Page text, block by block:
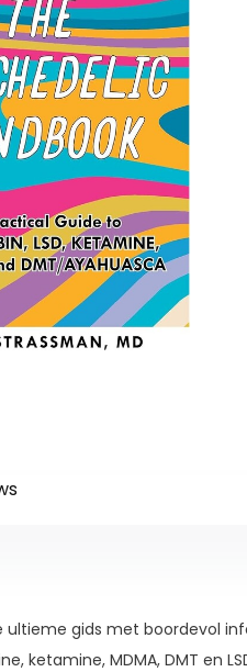
ultieme gids met boordevol
ketamine, MDMA, DMT en